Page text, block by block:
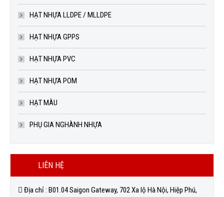
HẠT NHỰA LLDPE / MLLDPE
HẠT NHỰA GPPS
HẠT NHỰA PVC
HẠT NHỰA POM
HẠT MÀU
PHỤ GIA NGHÀNH NHỰA
LIÊN HỆ
Địa chỉ : B01.04 Saigon Gateway, 702 Xa lộ Hà Nội, Hiệp Phú,